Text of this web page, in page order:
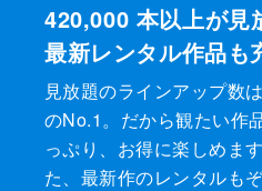
420,000 本以上が見
最新レンタル作品も
見放題のラインアップ数
のNo.1。だから観たい作
っぷり、お得に楽しめま
た、最新作のレンタルも